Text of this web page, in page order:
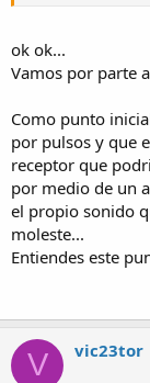
ok ok...
Vamos por parte
Como punto
por pulsos y que
receptor que
por medio de un
el propio sonido
moleste...
Entiendes este
V vic23tor